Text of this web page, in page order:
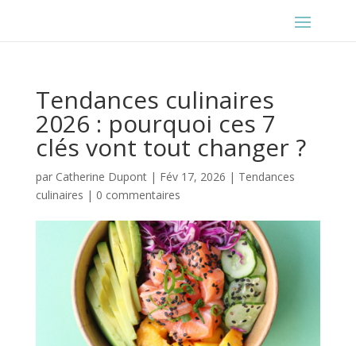
Tendances culinaires
2026 : pourquoi ces 7
clés vont tout changer ?
par Catherine Dupont| Fév 17, 2026 | Tendances
culinaires | 0 commentaires